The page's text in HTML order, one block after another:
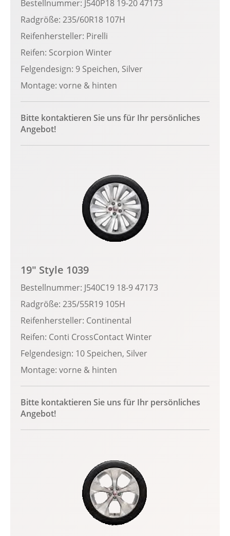
Bestellnummer: J540P18 19-20 47173
Radgröße: 235/60R18 107H
Reifenhersteller: Pirelli
Reifen: Scorpion Winter
Felgendesign: 9 Speichen, Silver
Montage: vorne & hinten
Bitte kontaktieren Sie uns für Ihr persönliches
Angebot!
19" Style 1039
Bestellnummer: J540C19 18-9 47173
Radgröße: 235/55R19 105H
Reifenhersteller: Continental
Reifen: Conti CrossContact Winter
Felgendesign: 10 Speichen, Silver
Montage: vorne & hinten
Bitte kontaktieren Sie uns für Ihr persönliches
Angebot!